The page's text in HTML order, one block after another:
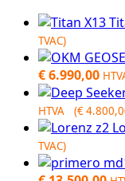
TVAC)
€6.990,00
HTVA (€
TVAC)